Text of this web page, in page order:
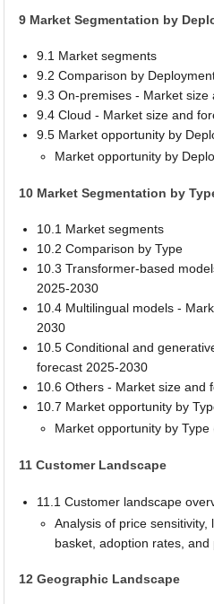
9 Market Segmentation by
9.1 Market segments
9.2 Comparison by
9.3 On-premises - Market
9.4 Cloud - Market size and
9.5 Market opportunity by
Market opportunity by
10 Market Segmentation by
10.1 Market segments
10.2 Comparison by Type
10.3 Transformer-based
2025-2030
10.4 Multilingual models -
2030
10.5 Conditional and
forecast 2025-2030
10.6 Others - Market size and
10.7 Market opportunity by
Market opportunity by Type
11 Customer Landscape
11.1 Customer landscape
Analysis of price
basket, adoption rates, and
12 Geographic Landscape